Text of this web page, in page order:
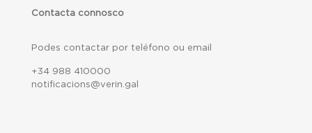
Contacta connosco
Podes contactar por teléfono ou email
+34 988 410000
notificacions@verin.gal